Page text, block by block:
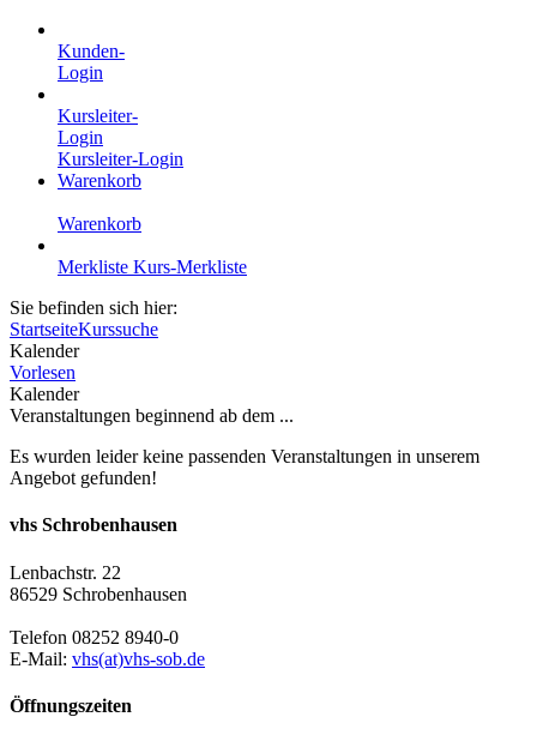
Kunden-
Login
Kursleiter-
Login
Kursleiter-Login
Warenkorb
Warenkorb
Merkliste Kurs-Merkliste
Sie befinden sich hier:
StartseiteKurssuche
Kalender
Vorlesen
Kalender
Veranstaltungen beginnend ab dem ...
Es wurden leider keine passenden Veranstaltungen in unserem
Angebot gefunden!
vhs Schrobenhausen
Lenbachstr. 22
86529 Schrobenhausen
Telefon 08252 8940-0
E-Mail: vhs(at)vhs-sob.de
Öffnungszeiten